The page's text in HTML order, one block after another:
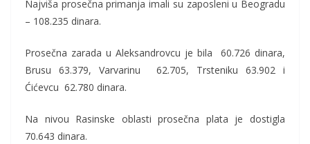
Najviša prosečna primanja imali su zaposleni u Beogradu
– 108.235 dinara.
Prosečna zarada u Aleksandrovcu je bila 60.726 dinara,
Brusu 63.379, Varvarinu 62.705, Trsteniku 63.902 i
Ćićevcu 62.780 dinara.
Na nivou Rasinske oblasti prosečna plata je dostigla
70.643 dinara.